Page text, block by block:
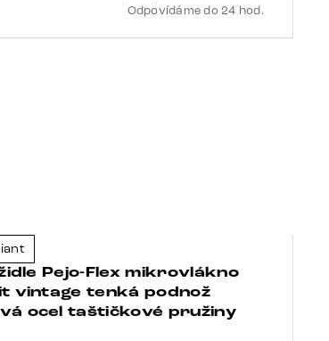
Odpovídáme do 24 hod.
Pejo-Flex mikrovlákno
vintage tenká podnož
ocel taštičkové pružiny